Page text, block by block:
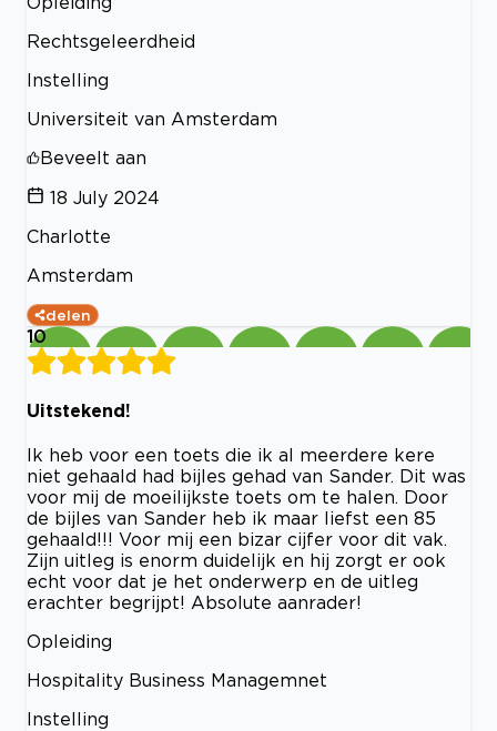
Rechtsgeleerdheid
Instelling
Universiteit van Amsterdam
Beveelt aan
18 July 2024
Charlotte
Amsterdam
delen
10
Uitstekend!
Ik heb voor een toets die ik al meerdere kere
niet gehaald had bijles gehad van Sander. Dit was
voor mij de moeilijkste toets om te halen. Door
de bijles van Sander heb ik maar liefst een 85
gehaald!!! Voor mij een bizar cijfer voor dit vak.
Zijn uitleg is enorm duidelijk en hij zorgt er ook
echt voor dat je het onderwerp en de uitleg
erachter begrijpt! Absolute aanrader!
Opleiding
Hospitality Business Managemnet
Instelling